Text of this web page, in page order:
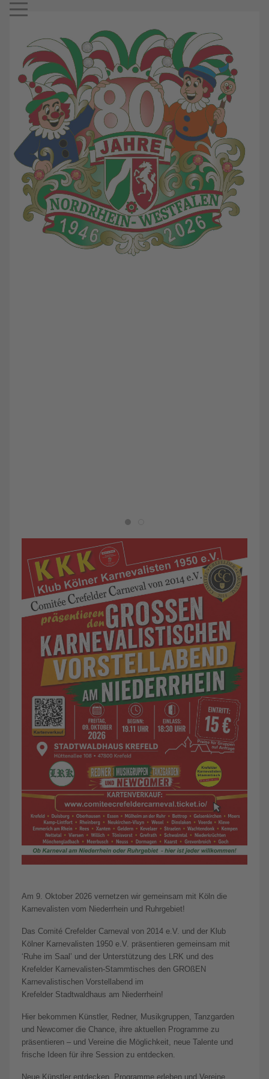
Mobile Menu Toggle
Am 9. Oktober 2026 vernetzen wir gemeinsam mit Köln die
Karnevalisten vom Niederrhein und Ruhrgebiet!
Das Comité Crefelder Carneval von 2014 e.V. und der Klub
Kölner Karnevalisten 1950 e.V. präsentieren gemeinsam mit
‘Ruhe im Saal’ und der Unterstützung des LRK und des
Krefelder Karnevalisten-Stammtisches den GROßEN
Karnevalistischen Vorstellabend im
Krefelder Stadtwaldhaus am Niederrhein!
Hier bekommen Künstler, Redner, Musikgruppen, Tanzgarden
und Newcomer die Chance, ihre aktuellen Programme zu
präsentieren – und Vereine die Möglichkeit, neue Talente und
frische Ideen für ihre Session zu entdecken.
Neue Künstler entdecken, Programme erleben und Vereine